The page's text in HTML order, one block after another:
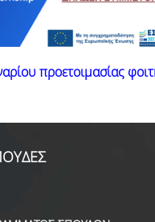
προετοιμασίας